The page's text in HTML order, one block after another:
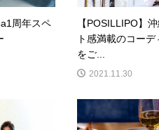
周年スペ
【POSILLIPO】
ト感満載のコーデ
をご...
2021.11.30